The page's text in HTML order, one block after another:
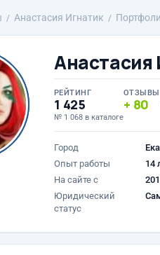
Анастасия Игнатик
Анастасия
РЕЙТИНГ
1 425
№ 1 068 в каталоге
ОТЗЫВЫ
80
Город
Опыт работы
14
На сайте с
Юридический
статус